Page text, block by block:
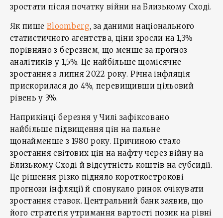
зростати після початку війни на Близькому Сході.
Як пише Bloomberg, за даними національного
статистичного агентства, ціни зросли на 1,3%
порівняно з березнем, що менше за прогноз
аналітиків у 1,5%. Це найбільше щомісячне
зростання з липня 2022 року. Річна інфляція
прискорилася до 4%, перевищивши цільовий
рівень у 3%.
Наприкінці березня у Чилі зафіксовано
найбільше підвищення цін на пальне
щонайменше з 1980 року. Причиною стало
зростання світових цін на нафту через війну на
Близькому Сході й відсутність коштів на субсидії.
Це рішення різко підняло короткострокові
прогнози інфляції й спонукало ринок очікувати
зростання ставок. Центральний банк заявив, що
його стратегія утримання вартості позик на рівні